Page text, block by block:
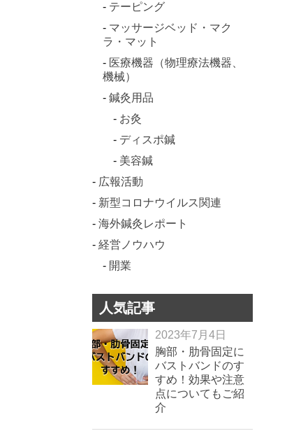
テーピング
マッサージベッド・マク
ラ・マット
医療機器（物理療法機器、
機械）
鍼灸用品
お灸
ディスポ鍼
美容鍼
広報活動
新型コロナウイルス関連
海外鍼灸レポート
経営ノウハウ
開業
人気記事
2023年7月4日
胸部・肋骨固定に
バストバンドのす
すめ！効果や注意
点についてもご紹
介